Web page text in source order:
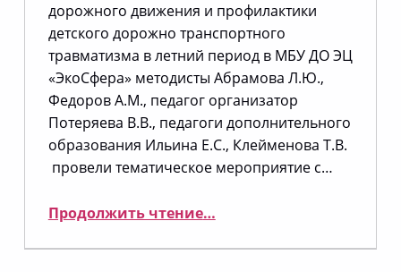
дорожного движения и профилактики
детского дорожно транспортного
травматизма в летний период в МБУ ДО ЭЦ
«ЭкоСфера» методисты Абрамова Л.Ю.,
Федоров А.М., педагог организатор
Потеряева В.В., педагоги дополнительного
образования Ильина Е.С., Клейменова Т.В.
провели тематическое мероприятие с…
Продолжить чтение…